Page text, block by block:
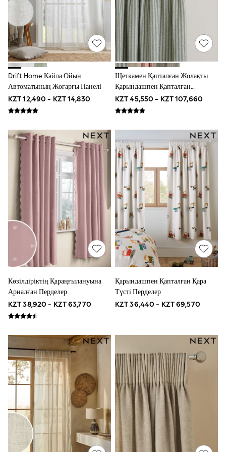
Sun Hats & Caps
Shop All Footwear
Boots
Half Sizes
Pram Shoes
Sneakers
School Shoes
Slippers
Wellies
New in
Occasion and Party Dresses
Short Sleeve Dresses
Longsleeve Dresses
Wedding
Dresses
Shoes
Cardigans
Skirts
Long Sleeve
Short Sleeve
Printed T-Shirts
Plain T-Shirts
Multipacks
Coats & Jackets
Dresses & Skirts
Hoodies & Sweatshirts
Shoes
Tops & T-Shirts
Trousers & Leggings
Baker By Ted Baker
JoJo Maman Bebe
River Island
Monsoon
Lipsy
Angel & Rocket
All Underwear
Pyjamas
Socks & Tights
All Girls Schoolwear
Drift Home Кайла Ойын
Автоматының Жоғарғы Панелі
KZT 12,490 - KZT 14,830
Щеткамен Қапталған Жолақты
Қарындашпен Қапталған
Перделер
KZT 45,550 - KZT 107,660
Көзілдіріктің Қараңғылануына
Арналған Перделер
KZT 38,920 - KZT 63,770
Қарындашпен Қапталған Қара
Түсті Перделер
KZT 36,440 - KZT 69,570